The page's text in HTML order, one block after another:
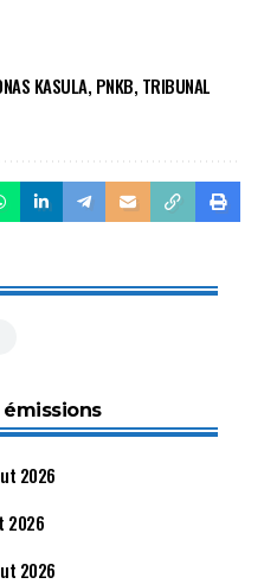
KASULA, PNKB, TRIBUNAL
2026
2026
2026